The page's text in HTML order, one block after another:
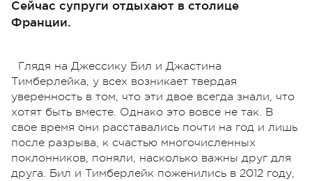
Сейчас супруги отдыхают в столице
Франции.
Глядя на Джессику Бил и Джастина
Тимберлейка, у всех возникает твердая
уверенность в том, что эти двое всегда знали, что
хотят быть вместе. Однако это вовсе не так. В
свое время они расставались почти на год и лишь
после разрыва, к счастью многочисленных
поклонников, поняли, насколько важны друг для
друга. Бил и Тимберлейк поженились в 2012 году,